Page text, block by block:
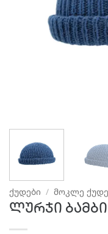
ᲥᲣᲓᲔᲑᲘ / ᲛᲝᲙᲚᲔ
ლურჯი